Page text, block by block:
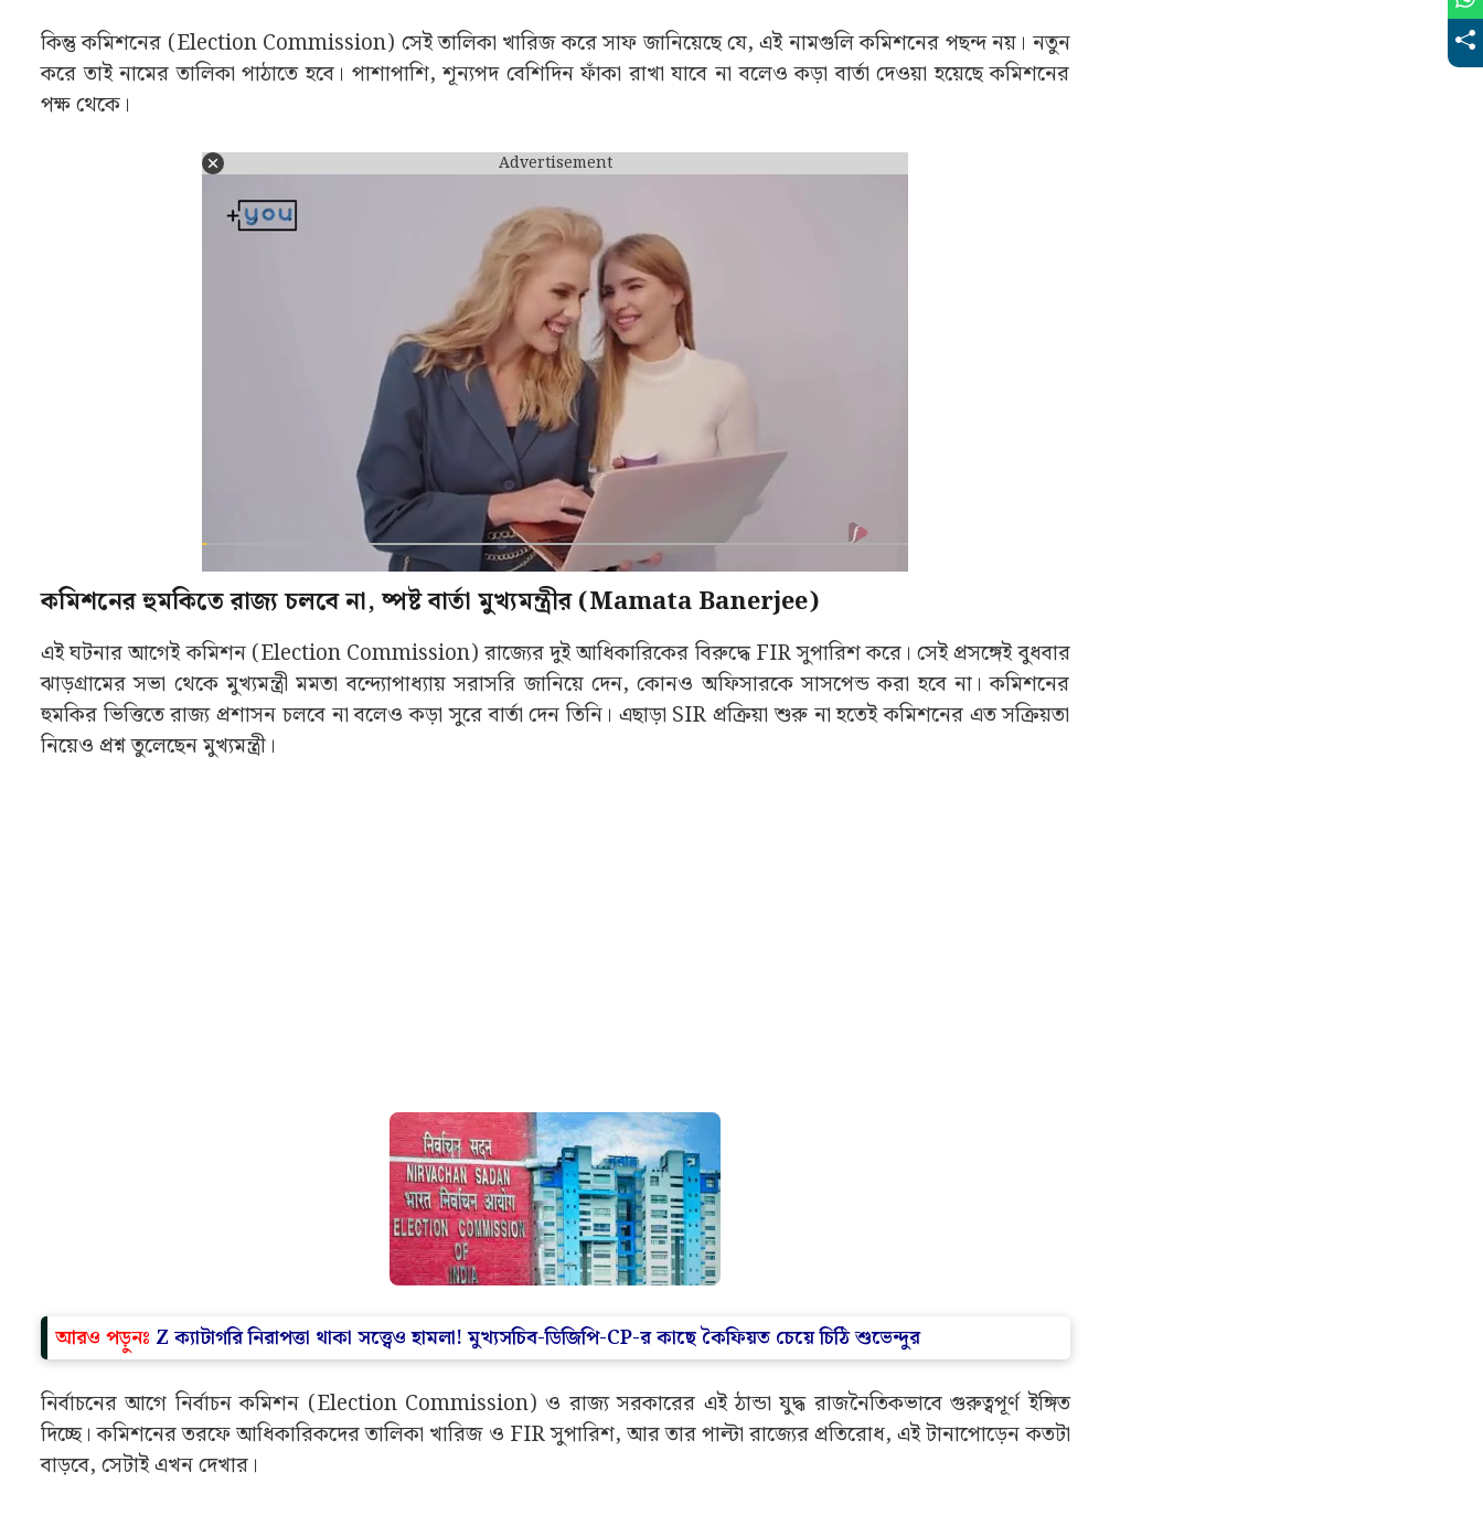
কিন্তু কমিশনের (Election Commission) সেই তালিকা খারিজ করে সাফ জানিয়েছে যে, এই নামগুলি কমিশনের পছন্দ নয়। নতুন
করে তাই নামের তালিকা পাঠাতে হবে। পাশাপাশি, শূন্যপদ বেশিদিন ফাঁকা রাখা যাবে না বলেও কড়া বার্তা দেওয়া হয়েছে কমিশনের
পক্ষ থেকে।
Advertisement
কমিশনের হুমকিতে রাজ্য চলবে না, ষ্পষ্ট বার্তা মুখ্যমন্ত্রীর (Mamata Banerjee)
এই ঘটনার আগেই কমিশন (Election Commission) রাজ্যের দুই আধিকারিকের বিরুদ্ধে FIR সুপারিশ করে। সেই প্রসঙ্গেই বুধবার
ঝাড়গ্রামের সভা থেকে মুখ্যমন্ত্রী মমতা বন্দ্যোপাধ্যায় সরাসরি জানিয়ে দেন, কোনও অফিসারকে সাসপেন্ড করা হবে না। কমিশনের
হুমকির ভিত্তিতে রাজ্য প্রশাসন চলবে না বলেও কড়া সুরে বার্তা দেন তিনি। এছাড়া SIR প্রক্রিয়া শুরু না হতেই কমিশনের এত সক্রিয়তা
নিয়েও প্রশ্ন তুলেছেন মুখ্যমন্ত্রী।
আরও পড়ুনঃ Z ক্যাটাগরি নিরাপত্তা থাকা সত্ত্বেও হামলা! মুখ্যসচিব-ডিজিপি-CP-র কাছে কৈফিয়ত চেয়ে চিঠি শুভেন্দুর
নির্বাচনের আগে নির্বাচন কমিশন (Election Commission) ও রাজ্য সরকারের এই ঠান্ডা যুদ্ধ রাজনৈতিকভাবে গুরুত্বপূর্ণ ইঙ্গিত
দিচ্ছে। কমিশনের তরফে আধিকারিকদের তালিকা খারিজ ও FIR সুপারিশ, আর তার পাল্টা রাজ্যের প্রতিরোধ, এই টানাপোড়েন কতটা
বাড়বে, সেটাই এখন দেখার।